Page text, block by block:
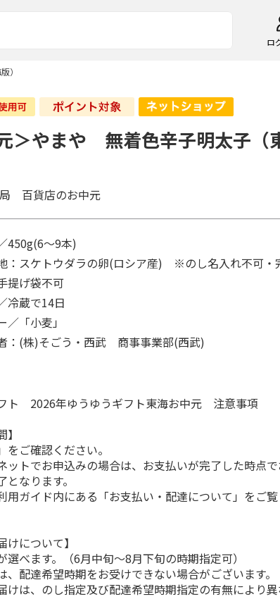
ロ
）
＞やまや 無着色辛子明太子（
百貨店のお中元
450g(6～9本)
：スケトウダラの卵(ロシア産) ※のし名入れ不可・
提げ袋不可
冷蔵で14日
／「小麦」
：(株)そごう・西武 商事事業部(西武)
ト 2026年ゆうゆうギフト東海お中元 注意事項
をご確認ください。
ットでお申込みの場合は、お支払いが完了した時点
なります。
用ガイド内にある「お支払い・配達について」をご
けについて】
べます。（6月中旬～8月下旬の時期指定可）
配達希望時期をお受けできない場合がございます。
けは、のし指定及び配達希望時期指定の有無により異